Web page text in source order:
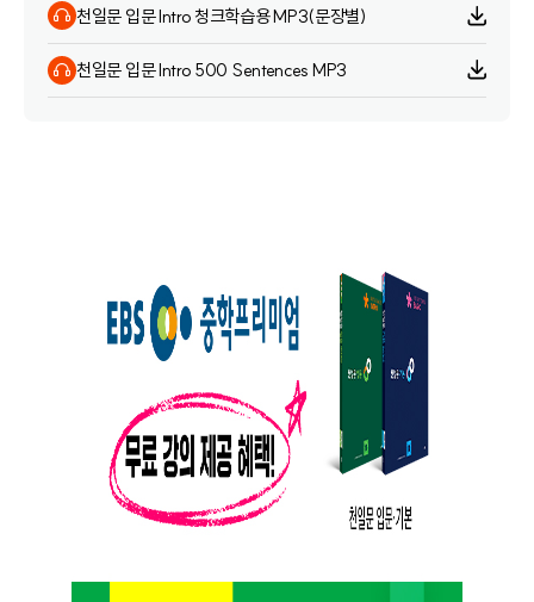
천일문 입문 Intro 청크학습용 MP3(문장별)
천일문 입문 Intro 500 Sentences MP3